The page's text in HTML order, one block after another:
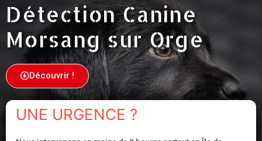
Détection Canine
Morsang sur Orge
Découvrir !
UNE URGENCE ?